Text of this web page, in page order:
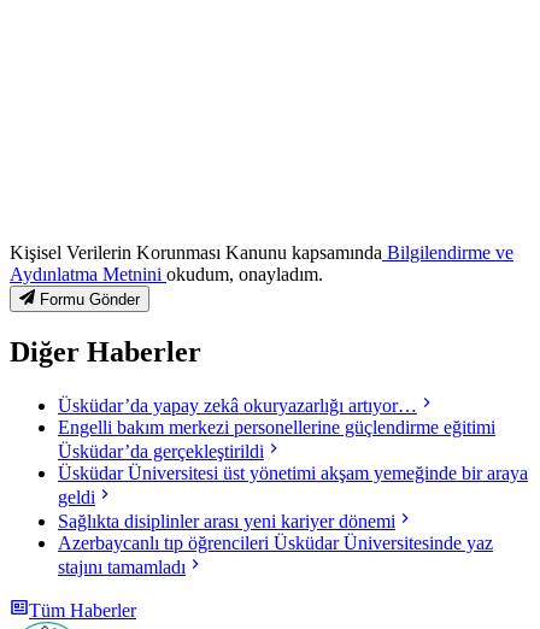
Kişisel Verilerin Korunması Kanunu kapsamında Bilgilendirme ve
Aydınlatma Metnini okudum, onayladım.
Formu Gönder
Diğer Haberler
Üsküdar’da yapay zekâ okuryazarlığı artıyor…
Engelli bakım merkezi personellerine güçlendirme eğitimi
Üsküdar’da gerçekleştirildi
Üsküdar Üniversitesi üst yönetimi akşam yemeğinde bir araya
geldi
Sağlıkta disiplinler arası yeni kariyer dönemi
Azerbaycanlı tıp öğrencileri Üsküdar Üniversitesinde yaz
stajını tamamladı
Tüm Haberler